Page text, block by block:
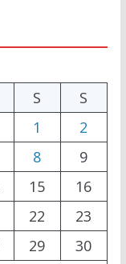
S
S
1
2
8
9
15
16
22
23
29
30